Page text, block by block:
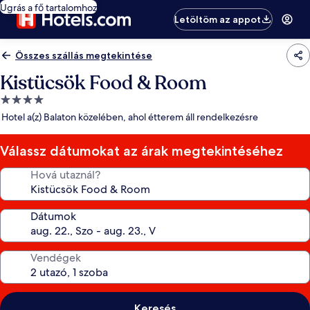
Ugrás a fő tartalomhoz
Letöltöm az appot
Összes szállás megtekintése
Kistücsök Food & Room
4.0
csillagos
Hotel a(z) Balaton közelében, ahol étterem áll rendelkezésre
Válassz dátumokat az árak megtekintéséhez
Hová utaznál?
Dátumok
Vendégek